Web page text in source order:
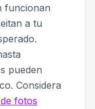
funcionan
a tu
pueden
Considera
fotos